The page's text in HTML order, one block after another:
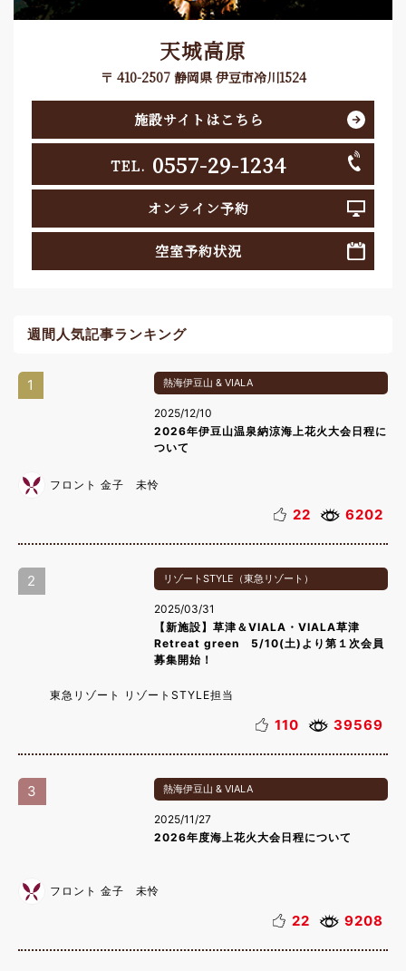
天城高原
〒 410-2507 静岡県 伊豆市冷川1524
施設サイトはこちら
TEL. 0557-29-1234
オンライン予約
空室予約状況
週間人気記事ランキング
1 熱海伊豆山 & VIALA
2025/12/10
2026年伊豆山温泉納涼海上花火大会日程に
ついて
フロント 金子 未怜
22 6202
2 リゾートSTYLE（東急リゾート）
2025/03/31
【新施設】草津＆VIALA・VIALA草津
Retreat green 5/10(土)より第１次会員
募集開始！
東急リゾート リゾートSTYLE担当
110 39569
3 熱海伊豆山 & VIALA
2025/11/27
2026年度海上花火大会日程について
フロント 金子 未怜
22 9208